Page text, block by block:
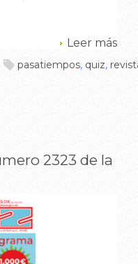
Leer más
pasatiempos, quiz,
2323 de la